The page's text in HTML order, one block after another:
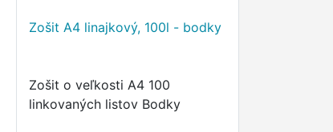
Zošit A4 linajkový, 100l - bodky
Zošit o veľkosti A4 100
linkovaných listov Bodky